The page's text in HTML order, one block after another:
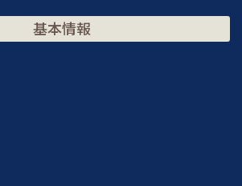
基本情報